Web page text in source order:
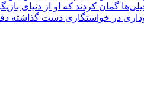
گمان کردند که او از دنیای
دست گذاشته دقیقا مثل